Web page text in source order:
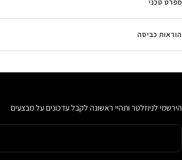
מפרט טכני
הוראות כביסה
הירשמי לניוזלטר ותהיי ראשונה לקבל עדכונים על מבצעים